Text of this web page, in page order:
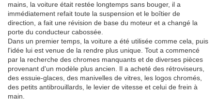
mains, la voiture était restée longtemps sans bouger, il a
immédiatement refait toute la suspension et le boîtier de
direction, a fait une révision de base du moteur et a changé la
porte du conducteur cabossée.
Dans un premier temps, la voiture a été utilisée comme cela, puis
l'idée lui est venue de la rendre plus unique. Tout a commencé
par la recherche des chromes manquants et de diverses pièces
provenant d'un modèle plus ancien. Il a acheté des rétroviseurs,
des essuie-glaces, des manivelles de vitres, les logos chromés,
des petits antibrouillards, le levier de vitesse et celui de frein à
main.